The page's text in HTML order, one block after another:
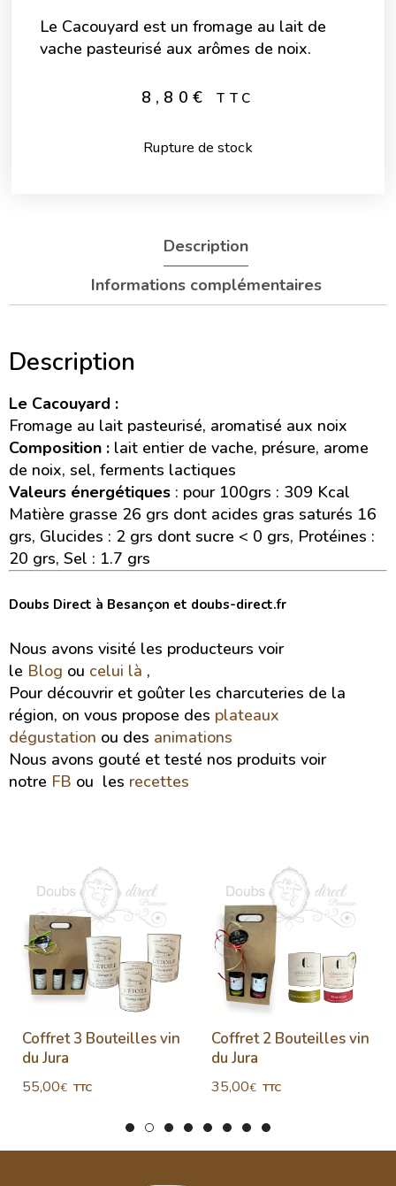
Le Cacouyard est un fromage au lait de
vache pasteurisé aux arômes de noix.
8,80€ TTC
Rupture de stock
Description
Informations complémentaires
Description
Le Cacouyard :
Fromage au lait pasteurisé, aromatisé aux noix
Composition : lait entier de vache, présure, arome
de noix, sel, ferments lactiques
Valeurs énergétiques : pour 100grs : 309 Kcal
Matière grasse 26 grs dont acides gras saturés 16
grs, Glucides : 2 grs dont sucre < 0 grs, Protéines :
20 grs, Sel : 1.7 grs
Doubs Direct à Besançon et doubs-direct.fr
Nous avons visité les producteurs voir
le Blog ou celui là ,
Pour découvrir et goûter les charcuteries de la
région, on vous propose des plateaux
dégustation ou des animations
Nous avons gouté et testé nos produits voir
notre FB ou les recettes
Coffret 3 Bouteilles vin
du Jura
55,00€ TTC
Coffret 2 Bouteilles vin
du Jura
35,00€ TTC